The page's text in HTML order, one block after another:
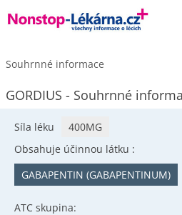
Souhrnné informace
GORDIUS - Souhrnné
Síla léku
400MG
Obsahuje účinnou látku :
GABAPENTIN (GABAPENTINUM)
ATC skupina: